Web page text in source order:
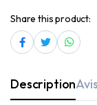
Share this product:
Description